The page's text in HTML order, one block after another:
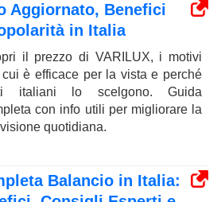
Aggiornato, Benefici
in Italia
il prezzo di VARILUX, i motivi
cui è efficace per la vista e perché
italiani lo scelgono. Guida
con info utili per migliorare la
quotidiana.
Balancio in Italia: